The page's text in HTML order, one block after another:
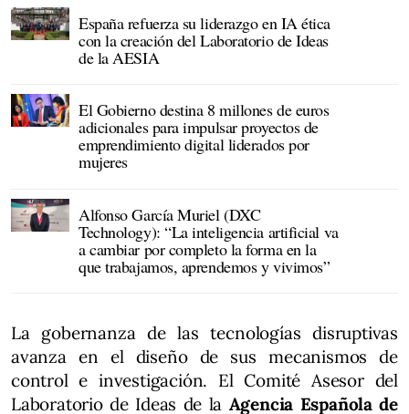
España refuerza su liderazgo en IA ética
con la creación del Laboratorio de Ideas
de la AESIA
El Gobierno destina 8 millones de euros
adicionales para impulsar proyectos de
emprendimiento digital liderados por
mujeres
Alfonso García Muriel (DXC
Technology): “La inteligencia artificial va
a cambiar por completo la forma en la
que trabajamos, aprendemos y vivimos”
La gobernanza de las tecnologías disruptivas
avanza en el diseño de sus mecanismos de
control e investigación. El Comité Asesor del
Laboratorio de Ideas de la Agencia Española de